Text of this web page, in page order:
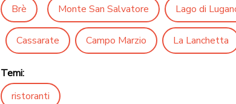
Brè Monte San Salvatore Lago di
Cassarate Campo Marzio La Lanchetta
Temi:
ristoranti